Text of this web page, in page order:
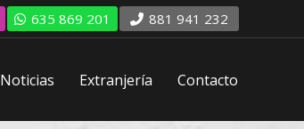
635 869 201 881 941 232
Noticias Extranjería Contacto